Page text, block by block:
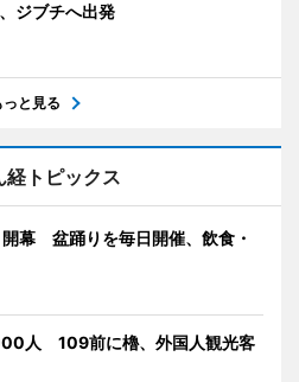
ジブチへ出発
っと見る
経トピックス
幕 盆踊りを毎日開催、飲食・
人 109前に櫓、外国人観光客